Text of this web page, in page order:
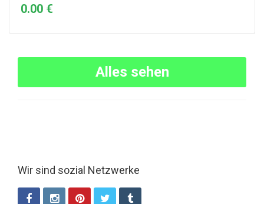
0.00 €
Alles sehen
Wir sind sozial Netzwerke